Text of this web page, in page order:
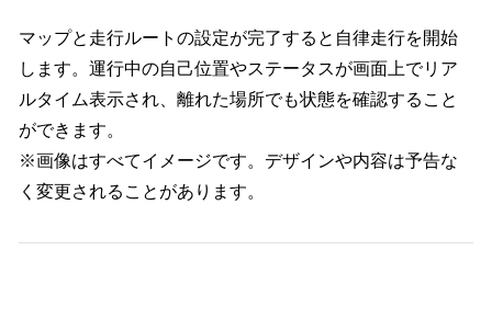
マップと走行ルートの設定が完了すると自律走行を開始
します。運行中の自己位置やステータスが画面上でリア
ルタイム表示され、離れた場所でも状態を確認すること
ができます。
※画像はすべてイメージです。デザインや内容は予告な
く変更されることがあります。